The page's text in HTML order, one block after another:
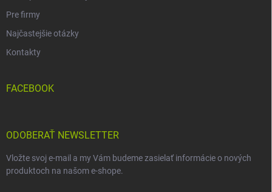
Pre firmy
Najčastejšie otázky
Kontakty
FACEBOOK
ODOBERAŤ NEWSLETTER
Vložte svoj e-mail a my Vám budeme zasielať informácie o nových
produktoch na našom e-shope.